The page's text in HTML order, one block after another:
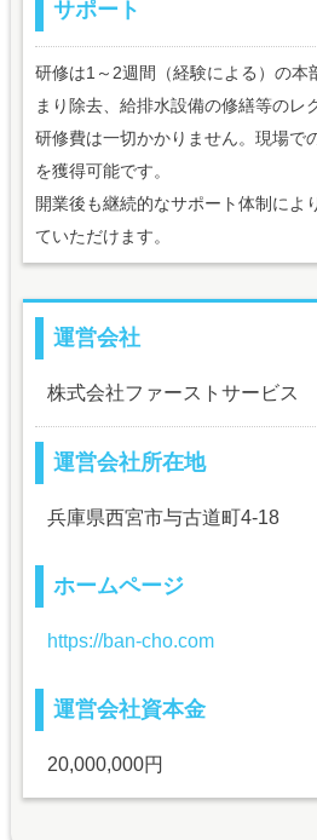
サポート
研修は1～2週間（経験による）の本
まり除去、給排水設備の修繕等のレ
研修費は一切かかりません。現場で
を獲得可能です。
開業後も継続的なサポート体制によ
ていただけます。
運営会社
株式会社ファーストサービス
運営会社所在地
兵庫県西宮市与古道町4-18
ホームページ
https://ban-cho.com
運営会社資本金
20,000,000円